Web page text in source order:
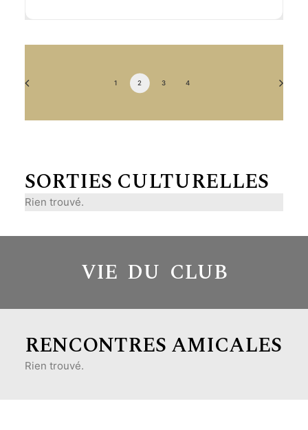
1 2 3 4
SORTIES CULTURELLES
Rien trouvé.
VIE DU CLUB
RENCONTRES AMICALES
Rien trouvé.